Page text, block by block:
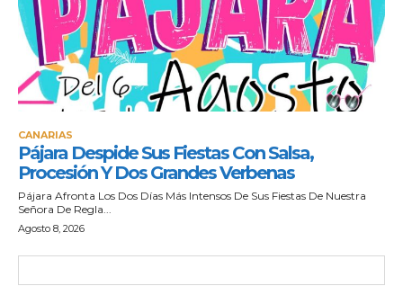
CANARIAS
Pájara Despide Sus Fiestas Con Salsa,
Procesión Y Dos Grandes Verbenas
Pájara Afronta Los Dos Días Más Intensos De Sus Fiestas De Nuestra
Señora De Regla...
Agosto 8, 2026